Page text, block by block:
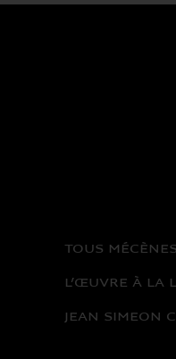
TOUS
L’ŒUVRE À LA
JEAN SIMEON